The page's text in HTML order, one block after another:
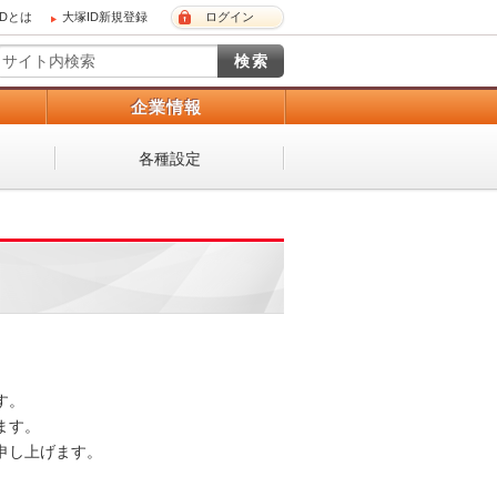
とは 大塚ID新規登録 ログイン
企業情報
各種設定
。
す。
し上げます。